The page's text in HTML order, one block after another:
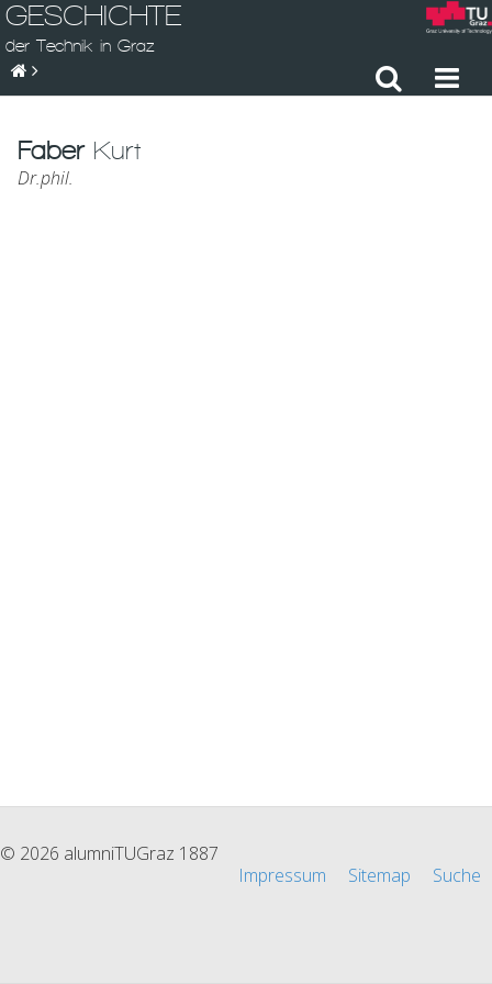
GESCHICHTE
der Technik in Graz
FaberKurt
Dr.phil.
© 2026 alumniTUGraz 1887
Impressum
Sitemap Suche